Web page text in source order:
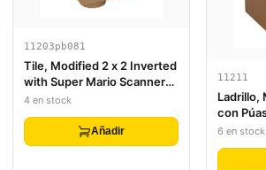
11203pb081
Tile, Modified 2 x 2 Inverted
with Super Mario Scanner
Code Bowser's Mecha
4 en stock
Añadir
11211
Ladrillo,
con
6 en stock